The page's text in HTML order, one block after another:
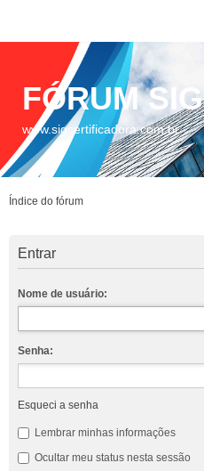
FÓRUM SIG
www.sigcertificadora.com.br
Índice do fórum
Entrar
Nome de usuário:
Senha:
Esqueci a senha
Lembrar minhas informações
Ocultar meu status nesta sessão